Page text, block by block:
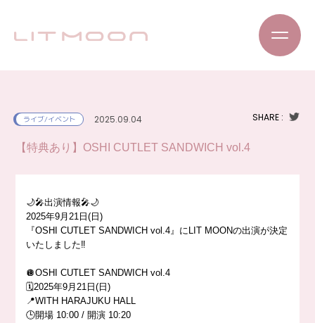
ライブ/イベント 2025.09.04 SHARE :
【特典あり】OSHI CUTLET SANDWICH vol.4
🌙🎤出演情報🎤🌙
2025年9月21日(日)
『OSHI CUTLET SANDWICH vol.4』にLIT MOONの出演が決定
いたしました‼️
🪩OSHI CUTLET SANDWICH vol.4
🗓️2025年9月21日(日)
📍WITH HARAJUKU HALL
🕒開場 10:00 / 開演 10:20